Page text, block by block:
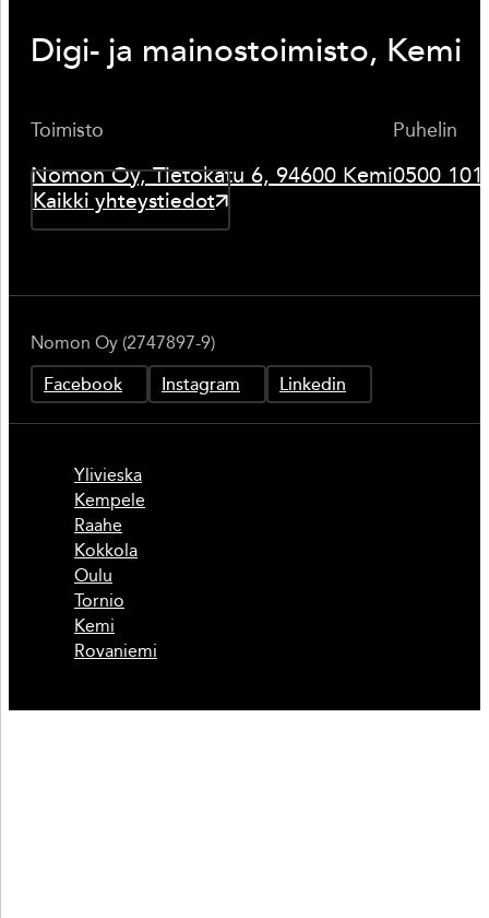
Digi- ja mainostoimisto, Kemi
Toimisto
Nomon Oy, Tietokatu 6, 94600 Kemi
Puhelin
0500 101
Kaikki yhteystiedot
Nomon Oy (2747897-9)
Facebook Instagram Linkedin
Ylivieska
Kempele
Raahe
Kokkola
Oulu
Tornio
Kemi
Rovaniemi